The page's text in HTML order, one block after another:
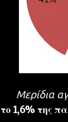
Μερίδια
1,6%της